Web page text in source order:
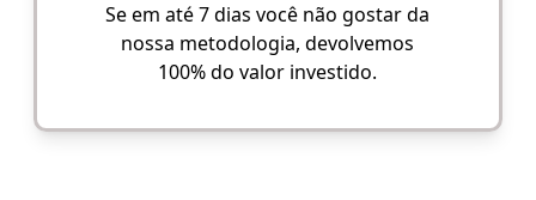
Se em até 7 dias você não gostar da
nossa metodologia, devolvemos
100% do valor investido.